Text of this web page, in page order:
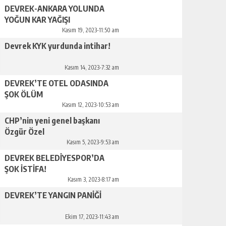
DEVREK-ANKARA YOLUNDA
YOĞUN KAR YAĞIŞI
Kasım 19, 2023-11:50 am
Devrek KYK yurdunda intihar!
Kasım 14, 2023-7:32 am
DEVREK’TE OTEL ODASINDA
ŞOK ÖLÜM
Kasım 12, 2023-10:53 am
CHP’nin yeni genel başkanı
Özgür Özel
Kasım 5, 2023-9:53 am
DEVREK BELEDİYESPOR’DA
ŞOK İSTİFA!
Kasım 3, 2023-8:17 am
DEVREK’TE YANGIN PANİĞİ
Ekim 17, 2023-11:43 am